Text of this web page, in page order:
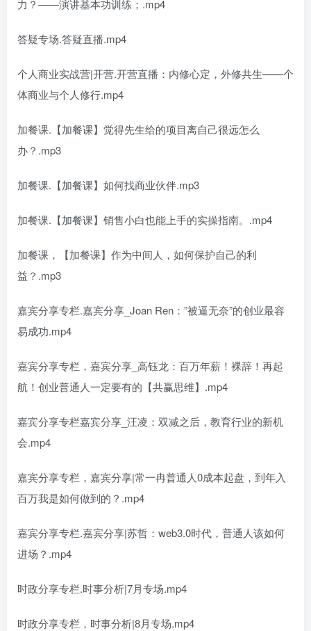
力？——演讲基本功训练；.mp4
答疑专场.答疑直播.mp4
个人商业实战营|开营.开营直播：内修心定，外修共生——个
体商业与个人修行.mp4
加餐课.【加餐课】觉得先生给的项目离自己很远怎么
办？.mp3
加餐课.【加餐课】如何找商业伙伴.mp3
加餐课.【加餐课】销售小白也能上手的实操指南。.mp4
加餐课，【加餐课】作为中间人，如何保护自己的利
益？.mp3
嘉宾分享专栏.嘉宾分享_Joan Ren：”被逼无奈”的创业最容
易成功.mp4
嘉宾分享专栏，嘉宾分享_高钰龙：百万年薪！裸辞！再起
航！创业普通人一定要有的【共赢思维】.mp4
嘉宾分享专栏嘉宾分享_汪凌：双减之后，教育行业的新机
会.mp4
嘉宾分享专栏，嘉宾分享|常一冉普通人0成本起盘，到年入
百万我是如何做到的？.mp4
嘉宾分享专栏.嘉宾分享|苏哲：web3.0时代，普通人该如何
进场？.mp4
时政分享专栏.时事分析|7月专场.mp4
时政分享专栏，时事分析|8月专场.mp4